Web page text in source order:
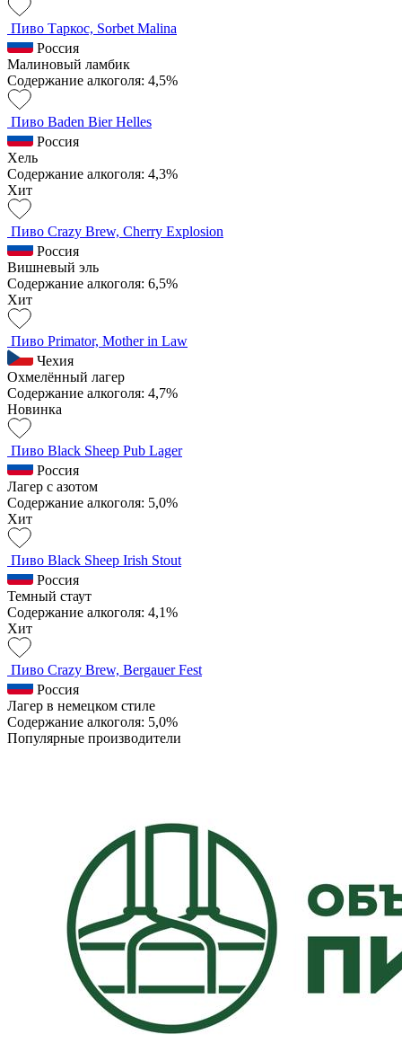
Пиво Таркос, Sorbet Malina
Россия
Малиновый ламбик
Содержание алкоголя: 4,5%
Пиво Baden Bier Helles
Россия
Хель
Содержание алкоголя: 4,3%
Хит
Пиво Crazy Brew, Cherry Explosion
Россия
Вишневый эль
Содержание алкоголя: 6,5%
Хит
Пиво Primator, Mother in Law
Чехия
Охмелённый лагер
Содержание алкоголя: 4,7%
Новинка
Пиво Black Sheep Pub Lager
Россия
Лагер с азотом
Содержание алкоголя: 5,0%
Хит
Пиво Black Sheep Irish Stout
Россия
Темный стаут
Содержание алкоголя: 4,1%
Хит
Пиво Crazy Brew, Bergauer Fest
Россия
Лагер в немецком стиле
Содержание алкоголя: 5,0%
Популярные производители